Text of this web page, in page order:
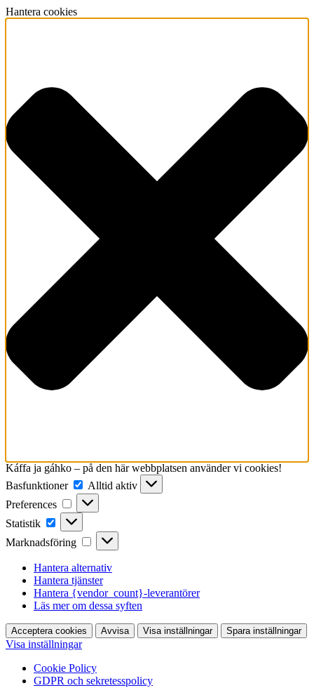
Hantera cookies
Káffa ja gáhko – på den här webbplatsen använder vi cookies!
Basfunktioner
Basfunktioner
Alltid aktiv
Preferences
Preferences
Statistik Statistik
Marknadsföring Marknadsföring
Hantera alternativ
Hantera tjänster
Hantera {vendor_count}-leverantörer
Läs mer om dessa syften
Acceptera cookies Avvisa Visa inställningar Spara inställningar
Visa inställningar
Cookie Policy
GDPR och sekretesspolicy